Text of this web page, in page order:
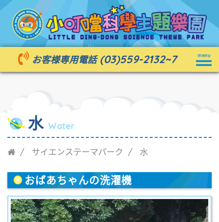
menu
お客様専用電話 (03)559-2132~7
水 Water
サイエンステーマパーク 水
おばあちゃんの洗濯機